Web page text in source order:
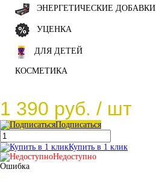
ЭНЕРГЕТИЧЕСКИЕ ДОБАВКИ
УЦЕНКА
ДЛЯ ДЕТЕЙ
КОСМЕТИКА
1 390 руб. / шт
Подписаться
Купить в 1 клик
Недоступно
Ошибка